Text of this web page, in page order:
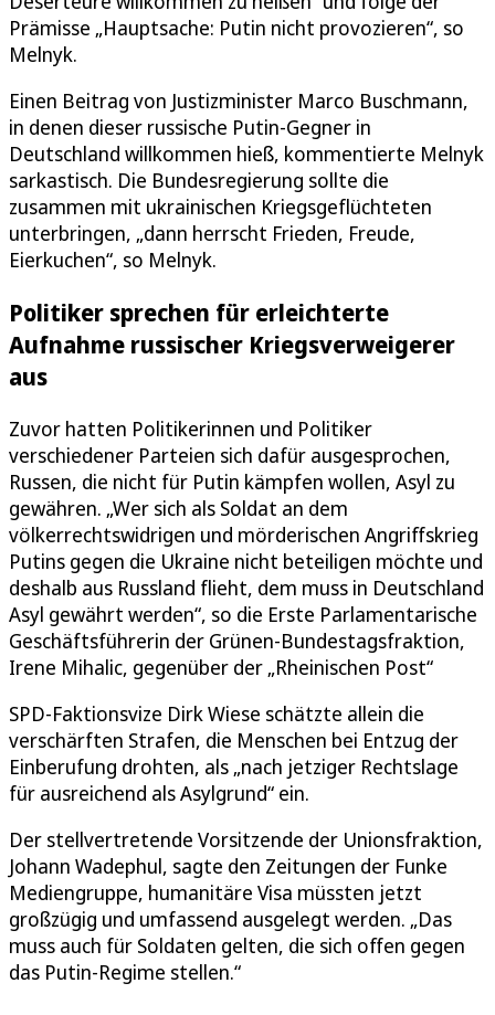
Prämisse „Hauptsache: Putin nicht provozieren“, so
Melnyk.
Einen Beitrag von Justizminister Marco Buschmann,
in denen dieser russische Putin-Gegner in
Deutschland willkommen hieß, kommentierte Melnyk
sarkastisch. Die Bundesregierung sollte die
zusammen mit ukrainischen Kriegsgeflüchteten
unterbringen, „dann herrscht Frieden, Freude,
Eierkuchen“, so Melnyk.
Politiker sprechen für erleichterte
Aufnahme russischer Kriegsverweigerer
aus
Zuvor hatten Politikerinnen und Politiker
verschiedener Parteien sich dafür ausgesprochen,
Russen, die nicht für Putin kämpfen wollen, Asyl zu
gewähren. „Wer sich als Soldat an dem
völkerrechtswidrigen und mörderischen Angriffskrieg
Putins gegen die Ukraine nicht beteiligen möchte und
deshalb aus Russland flieht, dem muss in Deutschland
Asyl gewährt werden“, so die Erste Parlamentarische
Geschäftsführerin der Grünen-Bundestagsfraktion,
Irene Mihalic, gegenüber der „Rheinischen Post“
SPD-Faktionsvize Dirk Wiese schätzte allein die
verschärften Strafen, die Menschen bei Entzug der
Einberufung drohten, als „nach jetziger Rechtslage
für ausreichend als Asylgrund“ ein.
Der stellvertretende Vorsitzende der Unionsfraktion,
Johann Wadephul, sagte den Zeitungen der Funke
Mediengruppe, humanitäre Visa müssten jetzt
großzügig und umfassend ausgelegt werden. „Das
muss auch für Soldaten gelten, die sich offen gegen
das Putin-Regime stellen.“